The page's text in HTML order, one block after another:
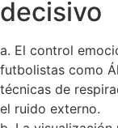
decisivo
a. El control
futbolistas como
técnicas de
el ruido externo.